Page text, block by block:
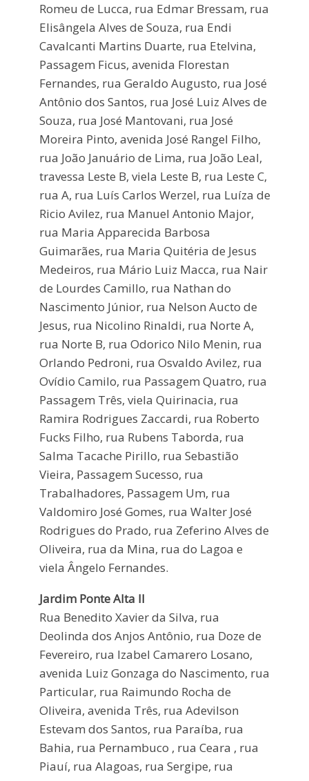
Romeu de Lucca, rua Edmar Bressam, rua
Elisângela Alves de Souza, rua Endi
Cavalcanti Martins Duarte, rua Etelvina,
Passagem Ficus, avenida Florestan
Fernandes, rua Geraldo Augusto, rua José
Antônio dos Santos, rua José Luiz Alves de
Souza, rua José Mantovani, rua José
Moreira Pinto, avenida José Rangel Filho,
rua João Januário de Lima, rua João Leal,
travessa Leste B, viela Leste B, rua Leste C,
rua A, rua Luís Carlos Werzel, rua Luíza de
Ricio Avilez, rua Manuel Antonio Major,
rua Maria Apparecida Barbosa
Guimarães, rua Maria Quitéria de Jesus
Medeiros, rua Mário Luiz Macca, rua Nair
de Lourdes Camillo, rua Nathan do
Nascimento Júnior, rua Nelson Aucto de
Jesus, rua Nicolino Rinaldi, rua Norte A,
rua Norte B, rua Odorico Nilo Menin, rua
Orlando Pedroni, rua Osvaldo Avilez, rua
Ovídio Camilo, rua Passagem Quatro, rua
Passagem Três, viela Quirinacia, rua
Ramira Rodrigues Zaccardi, rua Roberto
Fucks Filho, rua Rubens Taborda, rua
Salma Tacache Pirillo, rua Sebastião
Vieira, Passagem Sucesso, rua
Trabalhadores, Passagem Um, rua
Valdomiro José Gomes, rua Walter José
Rodrigues do Prado, rua Zeferino Alves de
Oliveira, rua da Mina, rua do Lagoa e
viela Ângelo Fernandes.
Jardim Ponte Alta II
Rua Benedito Xavier da Silva, rua
Deolinda dos Anjos Antônio, rua Doze de
Fevereiro, rua Izabel Camarero Losano,
avenida Luiz Gonzaga do Nascimento, rua
Particular, rua Raimundo Rocha de
Oliveira, avenida Três, rua Adevilson
Estevam dos Santos, rua Paraíba, rua
Bahia, rua Pernambuco , rua Ceara , rua
Piauí, rua Alagoas, rua Sergipe, rua